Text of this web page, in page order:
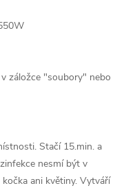
záložce "soubory" nebo
Stačí 15.min. a
nesmí být v
ani květiny. Vytváří